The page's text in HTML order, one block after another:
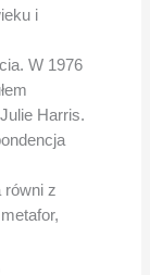
i
W 1976
Harris.
równi z